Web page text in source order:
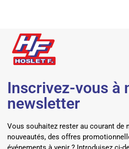
Inscrivez-vous à
newsletter
Vous souhaitez rester au courant de
nouveautés, des offres